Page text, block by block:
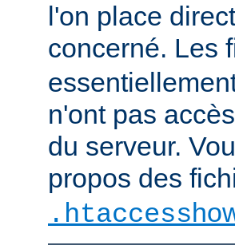
l'on place
concerné. Les
n'ont pas
du serveur.
propos des
.htaccess